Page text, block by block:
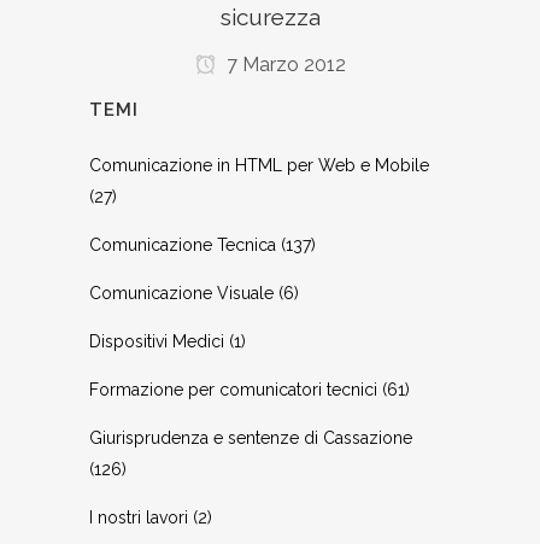
sicurezza
7 Marzo 2012
TEMI
Comunicazione in HTML per Web e Mobile
(27)
Comunicazione Tecnica (137)
Comunicazione Visuale (6)
Dispositivi Medici (1)
Formazione per comunicatori tecnici (61)
Giurisprudenza e sentenze di Cassazione
(126)
I nostri lavori (2)